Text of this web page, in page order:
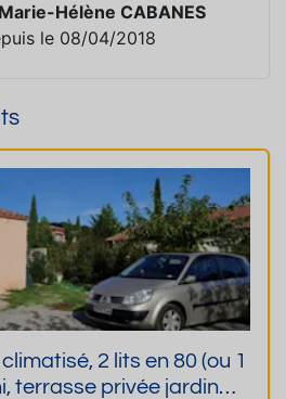
Hélène CABANES
le 08/04/2018
2 lits en 80 (ou 1
terrasse privée jardin